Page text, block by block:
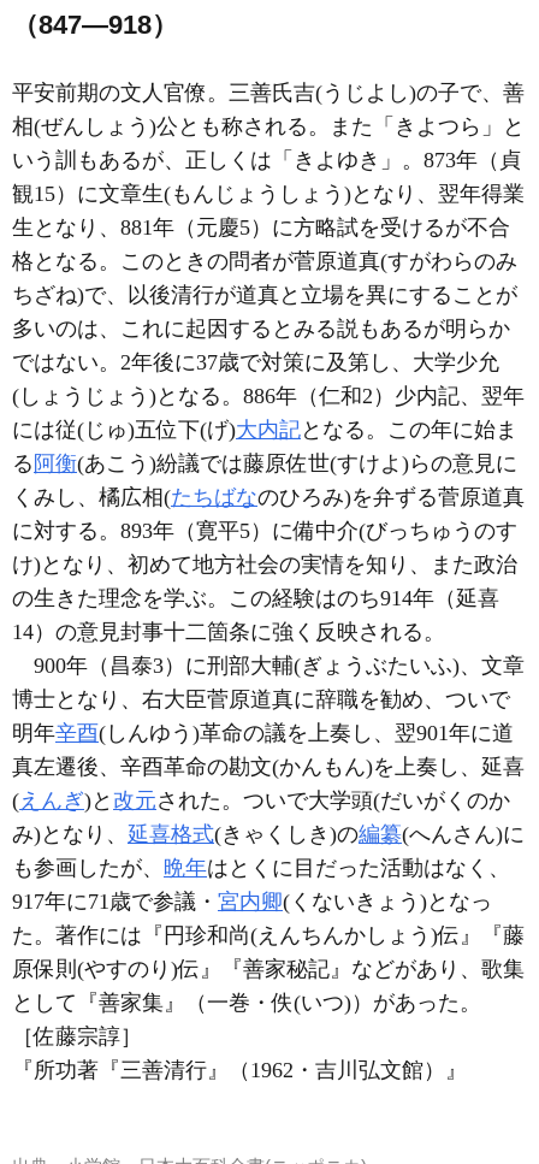
（847―918）
平安前期の文人官僚。三善氏吉(うじよし)の子で、善
相(ぜんしょう)公とも称される。また「きよつら」と
いう訓もあるが、正しくは「きよゆき」。873年（貞
観15）に文章生(もんじょうしょう)となり、翌年得業
生となり、881年（元慶5）に方略試を受けるが不合
格となる。このときの問者が菅原道真(すがわらのみ
ちざね)で、以後清行が道真と立場を異にすることが
多いのは、これに起因するとみる説もあるが明らか
ではない。2年後に37歳で対策に及第し、大学少允
(しょうじょう)となる。886年（仁和2）少内記、翌年
には従(じゅ)五位下(げ)大内記となる。この年に始ま
る 阿衡(あこう)紛議では藤原佐世(すけよ)らの意見に
くみし、橘広相(たちばなのひろみ)を弁ずる菅原道真
に対する。893年（寛平5）に備中介(びっちゅうのす
け)となり、初めて地方社会の実情を知り、また政治
の生きた理念を学ぶ。この経験はのち914年（延喜
14）の意見封事十二箇条に強く反映される。
900年（昌泰3）に刑部大輔(ぎょうぶたいふ)、文章
博士となり、右大臣菅原道真に辞職を勧め、ついで
明年辛酉(しんゆう)革命の議を上奏し、翌901年に道
真左遷後、辛酉革命の勘文(かんもん)を上奏し、延喜
(えんぎ)と 改元された。ついで大学頭(だいがくのか
み)となり、 延喜格式(きゃくしき)の編纂(へんさん)に
も参画したが、 晩年はとくに目だった活動はなく、
917年に71歳で参議・ 宮内卿(くないきょう)となっ
た。著作には『円珍和尚(えんちんかしょう)伝』『藤
原保則(やすのり)伝』『善家秘記』などがあり、歌集
として『善家集』（一巻・佚(いつ)）があった。
［佐藤宗諄］
『所功著『三善清行』（1962・吉川弘文館）』